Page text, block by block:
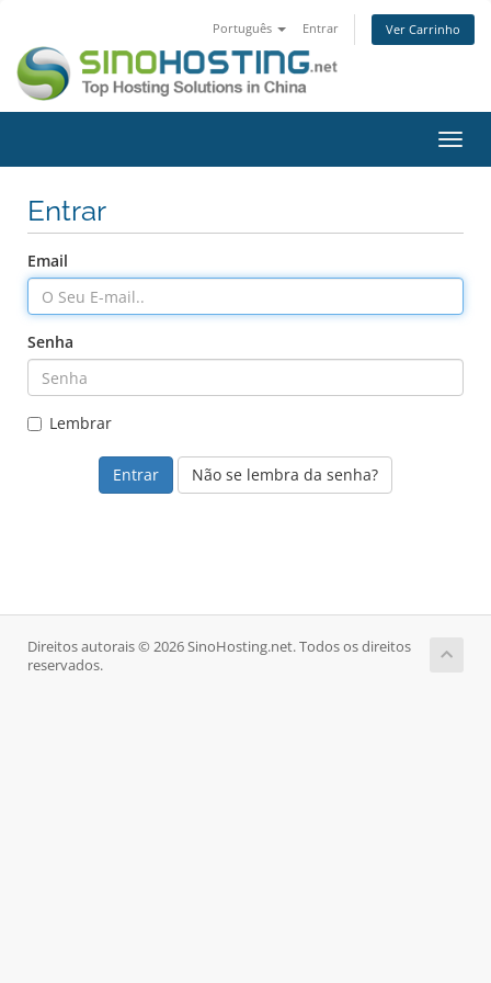
Português Entrar Ver Carrinho
Entrar
Email
Senha
Lembrar
Não se lembra da senha?
Direitos autorais © 2026 SinoHosting.net. Todos os direitos
reservados.